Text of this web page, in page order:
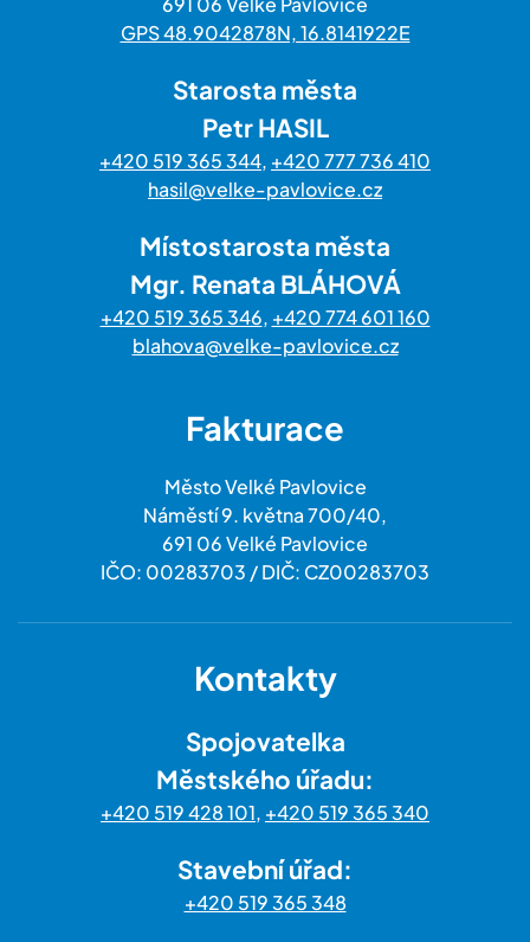
GPS 48.9042878N, 16.8141922E
Starosta města
Petr HASIL
+420 519 365 344, +420 777 736 410
hasil@velke-pavlovice.cz
Místostarosta města
Mgr. Renata BLÁHOVÁ
+420 519 365 346, +420 774 601 160
blahova@velke-pavlovice.cz
Fakturace
Město Velké Pavlovice
Náměstí 9. května 700/40,
691 06 Velké Pavlovice
IČO: 00283703 / DIČ: CZ00283703
Kontakty
Spojovatelka
Městského úřadu:
+420 519 428 101, +420 519 365 340
Stavební úřad:
+420 519 365 348